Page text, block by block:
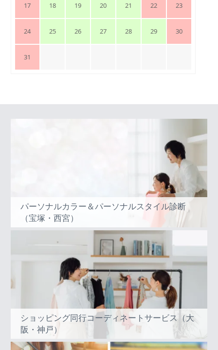
17 18 19 20 21 22 23
24 25 26 27 28 29 30
31
パーソナルカラー＆パーソナルスタイル診断
（宝塚・西宮）
ショッピング同行コーディネートサービス（大
阪・神戸）